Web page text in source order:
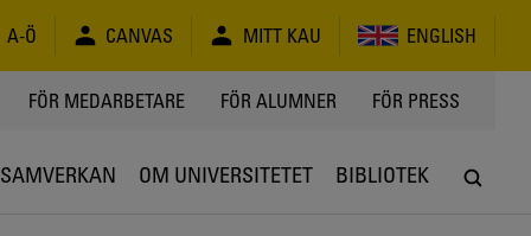
A-Ö CANVAS MITT KAU ENGLISH
FÖR MEDARBETARE FÖR ALUMNER FÖR PRESS
SAMVERKAN OM UNIVERSITETET BIBLIOTEK